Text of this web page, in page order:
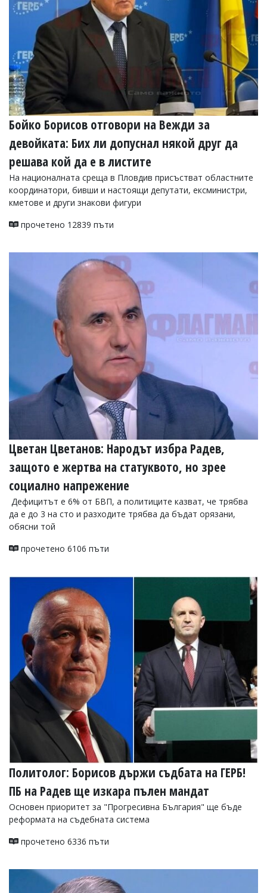
Бойко Борисов отговори на Вежди за
девойката: Бих ли допуснал някой друг да
решава кой да е в листите
На националната среща в Пловдив присъстват областните
координатори, бивши и настоящи депутати, ексминистри,
кметове и други знакови фигури
прочетено 12839 пъти
Цветан Цветанов: Народът избра Радев,
защото е жертва на статуквото, но зрее
социално напрежение
Дефицитът е 6% от БВП, а политиците казват, че трябва
да е до 3 на сто и разходите трябва да бъдат орязани,
обясни той
прочетено 6106 пъти
Политолог: Борисов държи съдбата на ГЕРБ!
ПБ на Радев ще изкара пълен мандат
Основен приоритет за "Прогресивна България" ще бъде
реформата на съдебната система
прочетено 6336 пъти